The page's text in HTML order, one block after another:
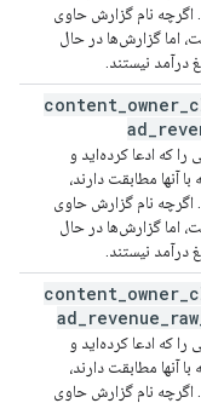
نام گزارش حاوی
اما گزارش‌ها در حال
درآمد نیستند.
content owner
ad
را که ادعا کرده‌اید و
آنها مطابقت دارند،
نام گزارش حاوی
اما گزارش‌ها در حال
درآمد نیستند.
content owner
ad revenue raw
را که ادعا کرده‌اید و
آنها مطابقت دارند،
نام گزارش حاوی